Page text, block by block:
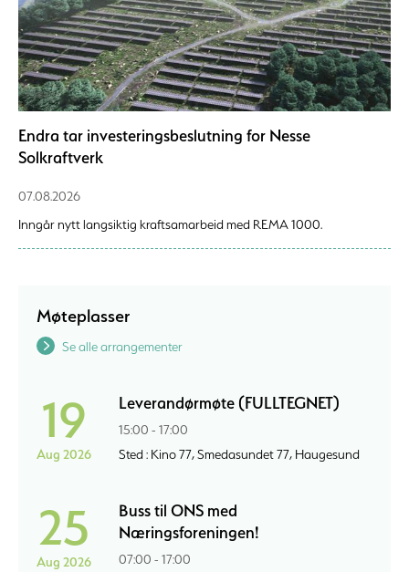
Endra tar investeringsbeslutning for Nesse
Solkraftverk
07.08.2026
Inngår nytt langsiktig kraftsamarbeid med REMA 1000.
Møteplasser
Se alle arrangementer
19
Aug 2026
Leverandørmøte (FULLTEGNET)
15:00 - 17:00
Sted : Kino 77, Smedasundet 77, Haugesund
25
Aug 2026
Buss til ONS med
Næringsforeningen!
07:00 - 17:00